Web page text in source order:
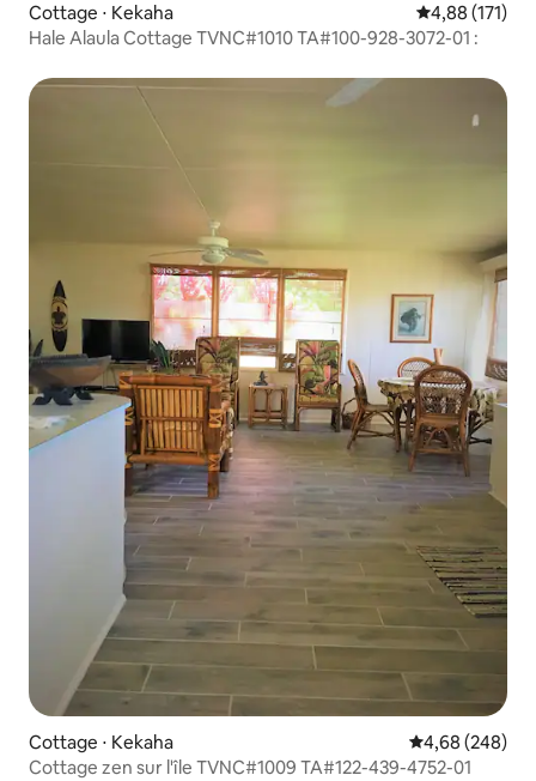
Cottage ⋅ Kekaha Évaluation
4,88 (171)
Hale Alaula Cottage TVNC#1010 TA#100-928-3072-01 :
Cottage ⋅ Kekaha Évaluation
4,68 (248)
Cottage zen sur l'île TVNC#1009 TA#122-439-4752-01